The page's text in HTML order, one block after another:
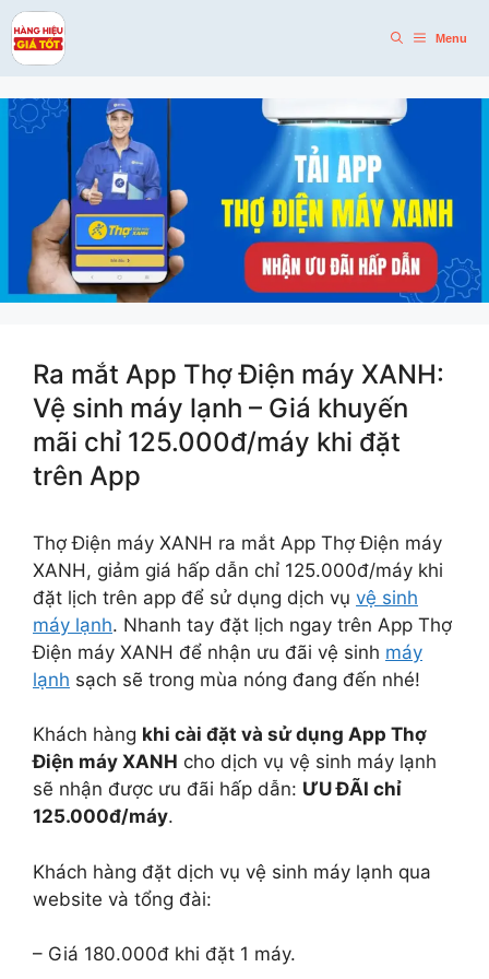
Skip
to
content
Menu
Ra mắt App Thợ Điện máy XANH:
Vệ sinh máy lạnh – Giá khuyến
mãi chỉ 125.000đ/máy khi đặt
trên App
Thợ Điện máy XANH ra mắt App Thợ Điện máy
XANH, giảm giá hấp dẫn chỉ 125.000đ/máy khi
đặt lịch trên app để sử dụng dịch vụ vệ sinh
máy lạnh. Nhanh tay đặt lịch ngay trên App Thợ
Điện máy XANH để nhận ưu đãi vệ sinh máy
lạnh sạch sẽ trong mùa nóng đang đến nhé!
Khách hàng khi cài đặt và sử dụng App Thợ
Điện máy XANH cho dịch vụ vệ sinh máy lạnh
sẽ nhận được ưu đãi hấp dẫn: ƯU ĐÃI chỉ
125.000đ/máy.
Khách hàng đặt dịch vụ vệ sinh máy lạnh qua
website và tổng đài:
– Giá 180.000đ khi đặt 1 máy.